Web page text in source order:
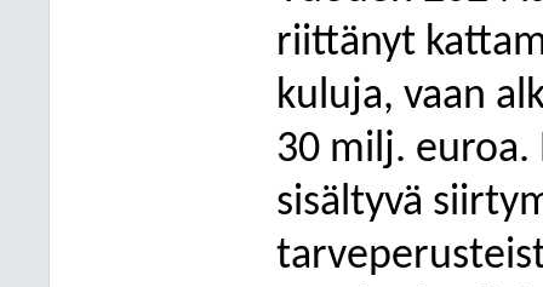
riittänyt
kuluja, vaan
30 milj. euroa.
sisältyvä